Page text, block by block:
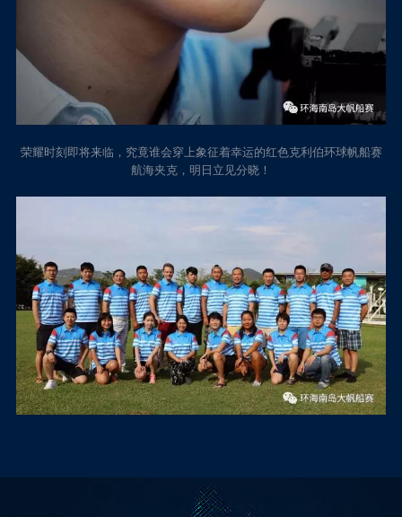
荣耀时刻即将来临，究竟谁会穿上象征着幸运的红色克利伯环球帆船赛
航海夹克，明日立见分晓！